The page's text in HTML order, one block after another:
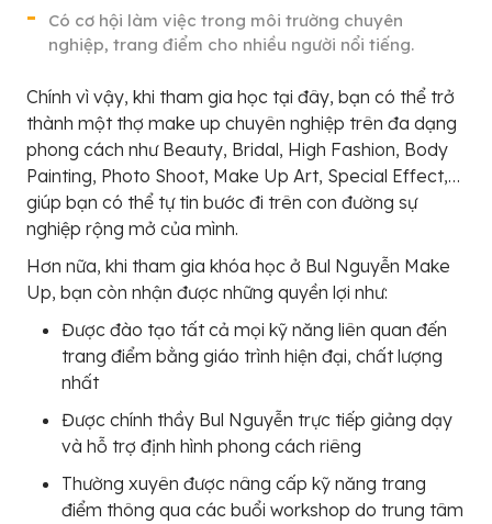
Có cơ hội làm việc trong môi trường chuyên
nghiệp, trang điểm cho nhiều người nổi tiếng.
Chính vì vậy, khi tham gia học tại đây, bạn có thể trở
thành một thợ make up chuyên nghiệp trên đa dạng
phong cách như Beauty, Bridal, High Fashion, Body
Painting, Photo Shoot, Make Up Art, Special Effect,…
giúp bạn có thể tự tin bước đi trên con đường sự
nghiệp rộng mở của mình.
Hơn nữa, khi tham gia khóa học ở Bul Nguyễn Make
Up, bạn còn nhận được những quyền lợi như:
Được đào tạo tất cả mọi kỹ năng liên quan đến
trang điểm bằng giáo trình hiện đại, chất lượng
nhất
Được chính thầy Bul Nguyễn trực tiếp giảng dạy
và hỗ trợ định hình phong cách riêng
Thường xuyên được nâng cấp kỹ năng trang
điểm thông qua các buổi workshop do trung tâm